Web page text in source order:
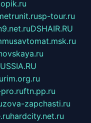
sp-tour.ru
DSHAIR.RU
musavtomat.msk.ru
rim.org.ru
ftn.pp.ru
zapchasti.ru
hardcity.net.ru